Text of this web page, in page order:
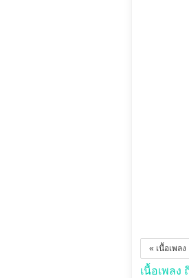
« เนื้อเพล
เนื้อเพลง